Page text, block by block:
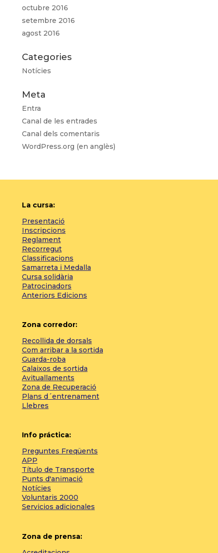
octubre 2016
setembre 2016
agost 2016
Categories
Notícies
Meta
Entra
Canal de les entrades
Canal dels comentaris
WordPress.org (en anglès)
La cursa:
Presentació
Inscripcions
Reglament
Recorregut
Classificacions
Samarreta i Medalla
Cursa solidària
Patrocinadors
Anteriors Edicions
Zona corredor:
Recollida de dorsals
Com arribar a la sortida
Guarda-roba
Calaixos de sortida
Avituallaments
Zona de Recuperació
Plans d´entrenament
Llebres
Info práctica:
Preguntes Freqüents
APP
Título de Transporte
Punts d'animació
Notícies
Voluntaris 2000
Servicios adicionales
Zona de prensa: